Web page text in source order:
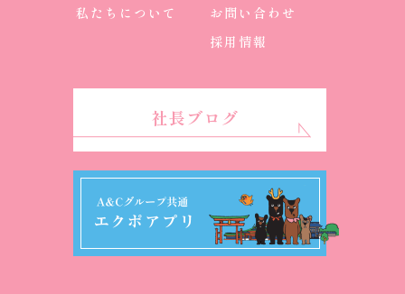
私たちについて
お問い合わせ
採用情報
社長ブログ